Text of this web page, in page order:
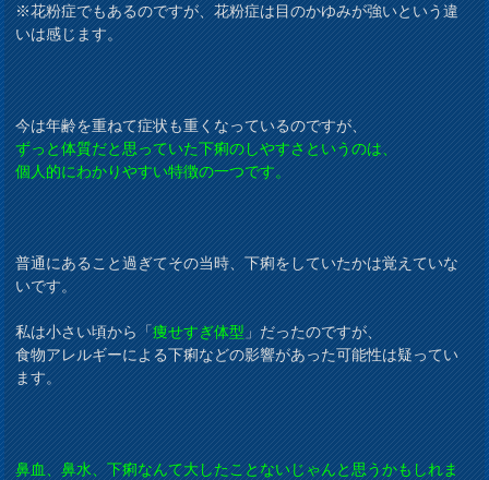
※花粉症でもあるのですが、花粉症は目のかゆみが強いという違
いは感じます。
今は年齢を重ねて症状も重くなっているのですが、
ずっと体質だと思っていた下痢のしやすさというのは、
個人的にわかりやすい特徴の一つです。
普通にあること過ぎてその当時、下痢をしていたかは覚えていな
いです。
私は小さい頃から「痩せすぎ体型」だったのですが、
食物アレルギーによる下痢などの影響があった可能性は疑ってい
ます。
鼻血、鼻水、下痢なんて大したことないじゃんと思うかもしれま